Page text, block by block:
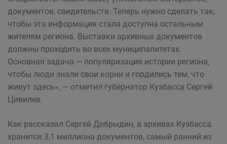
документов, свидетельств. Теперь нужно сделать так,
чтобы эта информация стала доступна остальным
жителям региона. Выставки архивных документов
должны проходить во всех муниципалитетах.
Основная задача — популяризация истории региона,
чтобы люди знали свои корни и гордились тем, что
живут здесь», — отметил губернатор Кузбасса Сергей
Цивилев.
Как рассказал Сергей Добрыдин, в архивах Кузбасса
хранится 3,1 миллиона документов, самый ранний из